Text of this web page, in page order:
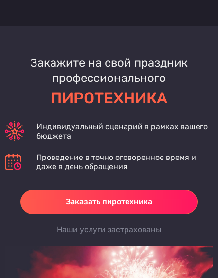
Закажите на свой праздник
профессионального
ПИРОТЕХНИКА
Индивидуальный сценарий в рамках вашего
бюджета
Проведение в точно оговоренное время и
даже в день обращения
Заказать пиротехника
Наши услуги застрахованы